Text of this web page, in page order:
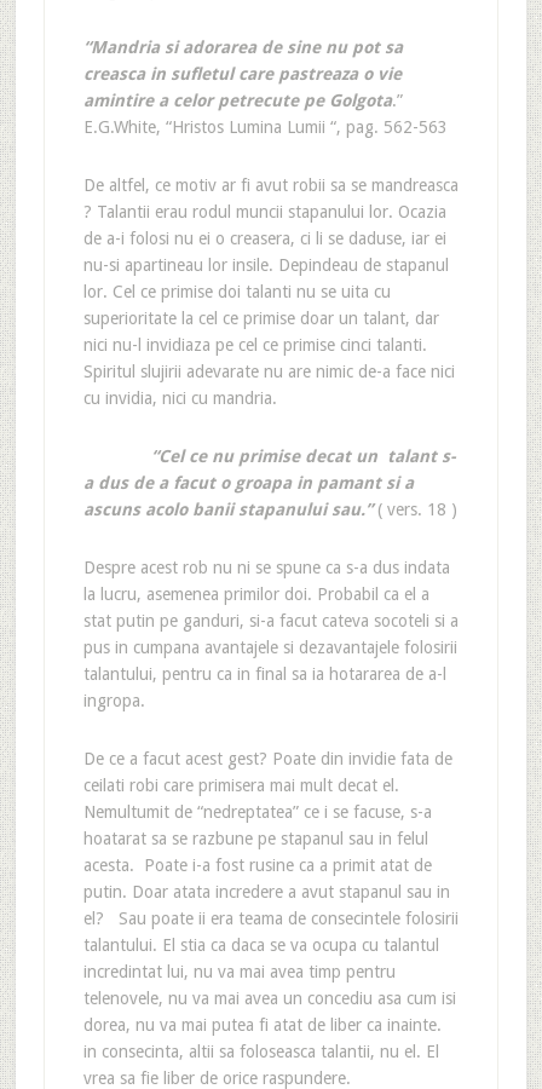
“Mandria si adorarea de sine nu pot sa
creasca in sufletul care pastreaza o vie
amintire a celor petrecute pe Golgota.”
E.G.White, “Hristos Lumina Lumii “, pag. 562-563
De altfel, ce motiv ar fi avut robii sa se mandreasca
? Talantii erau rodul muncii stapanului lor. Ocazia
de a-i folosi nu ei o creasera, ci li se daduse, iar ei
nu-si apartineau lor insile. Depindeau de stapanul
lor. Cel ce primise doi talanti nu se uita cu
superioritate la cel ce primise doar un talant, dar
nici nu-l invidiaza pe cel ce primise cinci talanti.
Spiritul slujirii adevarate nu are nimic de-a face nici
cu invidia, nici cu mandria.
“Cel ce nu primise decat un talant s-
a dus de a facut o groapa in pamant si a
ascuns acolo banii stapanului sau.”( vers. 18 )
Despre acest rob nu ni se spune ca s-a dus indata
la lucru, asemenea primilor doi. Probabil ca el a
stat putin pe ganduri, si-a facut cateva socoteli si a
pus in cumpana avantajele si dezavantajele folosirii
talantului, pentru ca in final sa ia hotararea de a-l
ingropa.
De ce a facut acest gest? Poate din invidie fata de
ceilati robi care primisera mai mult decat el.
Nemultumit de “nedreptatea” ce i se facuse, s-a
hoatarat sa se razbune pe stapanul sau in felul
acesta. Poate i-a fost rusine ca a primit atat de
putin. Doar atata incredere a avut stapanul sau in
el? Sau poate ii era teama de consecintele folosirii
talantului. El stia ca daca se va ocupa cu talantul
incredintat lui, nu va mai avea timp pentru
telenovele, nu va mai avea un concediu asa cum isi
dorea, nu va mai putea fi atat de liber ca inainte.
in consecinta, altii sa foloseasca talantii, nu el. El
vrea sa fie liber de orice raspundere.